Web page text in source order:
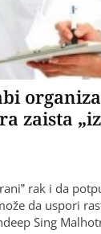
zaista
rak i da
da uspori
Sing